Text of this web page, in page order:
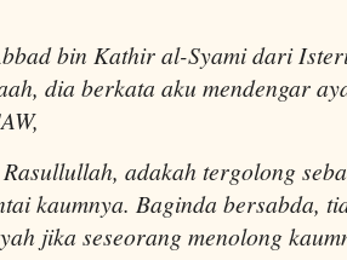
bin Kathir al-Syami dari
dia berkata aku mendengar
adakah tergolong
kaumnya. Baginda bersabda,
jika seseorang menolong